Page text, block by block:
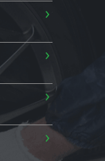
›
›
›
›